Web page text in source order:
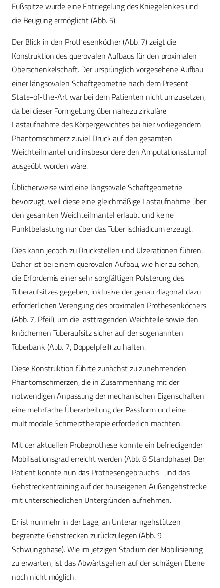
Fußspitze wurde eine Entriegelung des Kniegelenkes und
die Beugung ermöglicht (Abb. 6).
Der Blick in den Prothesenköcher (Abb. 7) zeigt die
Konstruktion des querovalen Aufbaus für den proximalen
Oberschenkelschaft. Der ursprünglich vorgesehene Aufbau
einer längsovalen Schaftgeometrie nach dem Present-
State-of-the-Art war bei dem Patienten nicht umzusetzen,
da bei dieser Formgebung über nahezu zirkuläre
Lastaufnahme des Körpergewichtes bei hier vorliegendem
Phantomschmerz zuviel Druck auf den gesamten
Weichteilmantel und insbesondere den Amputationsstumpf
ausgeübt worden wäre.
Üblicherweise wird eine längsovale Schaftgeometrie
bevorzugt, weil diese eine gleichmäßige Lastaufnahme über
den gesamten Weichteilmantel erlaubt und keine
Punktbelastung nur über das Tuber ischiadicum erzeugt.
Dies kann jedoch zu Druckstellen und Ulzerationen führen.
Daher ist bei einem querovalen Aufbau, wie hier zu sehen,
die Erfordernis einer sehr sorgfältigen Polsterung des
Tuberaufsitzes gegeben, inklusive der genau diagonal dazu
erforderlichen Verengung des proximalen Prothesenköchers
(Abb. 7, Pfeil), um die lasttragenden Weichteile sowie den
knöchernen Tuberaufsitz sicher auf der sogenannten
Tuberbank (Abb. 7, Doppelpfeil) zu halten.
Diese Konstruktion führte zunächst zu zunehmenden
Phantomschmerzen, die in Zusammenhang mit der
notwendigen Anpassung der mechanischen Eigenschaften
eine mehrfache Überarbeitung der Passform und eine
multimodale Schmerztherapie erforderlich machten.
Mit der aktuellen Probeprothese konnte ein befriedigender
Mobilisationsgrad erreicht werden (Abb. 8 Standphase). Der
Patient konnte nun das Prothesengebrauchs- und das
Gehstreckentraining auf der hauseigenen Außengehstrecke
mit unterschiedlichen Untergründen aufnehmen.
Er ist nunmehr in der Lage, an Unterarmgehstützen
begrenzte Gehstrecken zurückzulegen (Abb. 9
Schwungphase). Wie im jetzigen Stadium der Mobilisierung
zu erwarten, ist das Abwärtsgehen auf der schrägen Ebene
noch nicht möglich.